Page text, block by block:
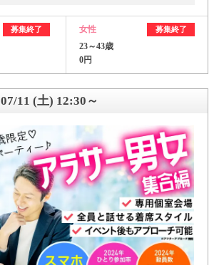
募集終了 女性 募集終了
23～43歳
0円
07/11 (土) 12:30～